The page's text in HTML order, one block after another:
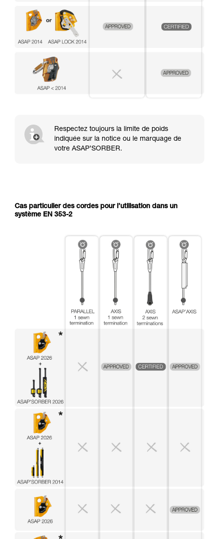
Respectez toujours la limite de poids
indiquée sur la notice ou le marquage de
votre ASAP’SORBER.
Cas particulier des cordes pour l’utilisation dans un
système EN 353-2